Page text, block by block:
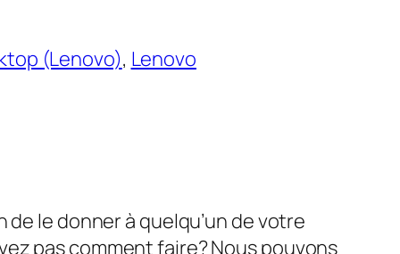
(Lenovo), Lenovo
le donner à quelqu’un de votre
pas comment faire? Nous pouvons